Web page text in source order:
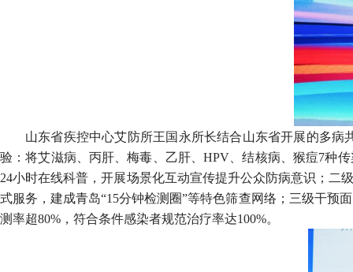
山东省疾控中心艾防所王国永所长结合山东省开展的多
验：将艾滋病、丙肝、梅毒、乙肝、HPV、结核病、猴痘7种
24小时在线科普，开展场景化互动宣传提升公众防病意识；二
式服务，建成青岛“15分钟检测圈”等特色筛查网络；三级干预
测率超80%，符合条件感染者规范治疗率达100%。